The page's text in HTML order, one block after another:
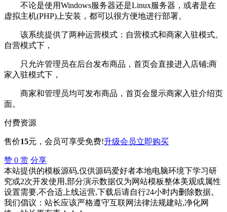
不论是使用Windows服务器还是Linux服务器，或者是在
虚拟主机(PHP)上安装，都可以很方便地进行部署。
该系统提供了两种运营模式：自营模式和商家入驻模式。
自营模式下，
只允许管理员在后台发布商品，首页会直接进入店铺;商
家入驻模式下，
商家和管理员均可发布商品，首页会显示商家入驻介绍页
面。
付费资源
售价15元 ，会员可享受免费!升级会员立即购买
赞 0 赏 分享
本站提供的模板源码,仅供源码爱好者本地电脑环境下学习研
究或2次开发使用,部分演示数据仅为网站模板整体美观或属性
设置需要,不合适上线运营,下载后请自行24小时内删除数据。
我们倡议：站长应该严格遵守互联网法律法规建站,净化网